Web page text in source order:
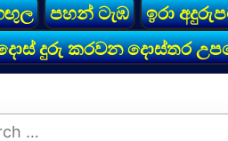
පහන් ටැඹ
ඉරා
දුරු කරවන දොස්තර